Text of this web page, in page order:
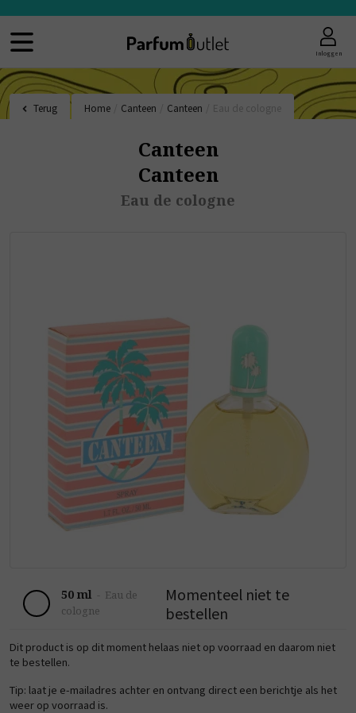
Inloggen
Terug Home Canteen Canteen
Canteen
Canteen
Eau de cologne
50 ml - Eau de
cologne
Momenteel niet te
bestellen
Dit product is op dit moment helaas niet op voorraad en daarom niet
te bestellen.
Tip: laat je e-mailadres achter en ontvang direct een berichtje als het
weer op voorraad is.